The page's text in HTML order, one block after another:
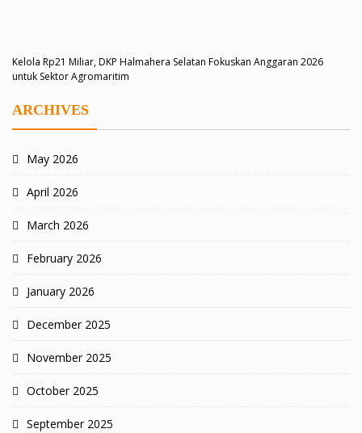
Kelola Rp21 Miliar, DKP Halmahera Selatan Fokuskan Anggaran 2026
untuk Sektor Agromaritim
ARCHIVES
May 2026
April 2026
March 2026
February 2026
January 2026
December 2025
November 2025
October 2025
September 2025